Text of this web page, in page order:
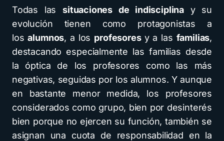
Todas lassituaciones de indisciplina y su
evolución tienen como protagonistas a
losalumnos, a los profesores y a las familias,
destacando especialmente las familias desde
la óptica de los profesores como las más
negativas, seguidas por los alumnos. Y aunque
en bastante menor medida, los profesores
considerados como grupo, bien por desinterés
bien porque no ejercen su función, también se
asignan una cuota de responsabilidad en la